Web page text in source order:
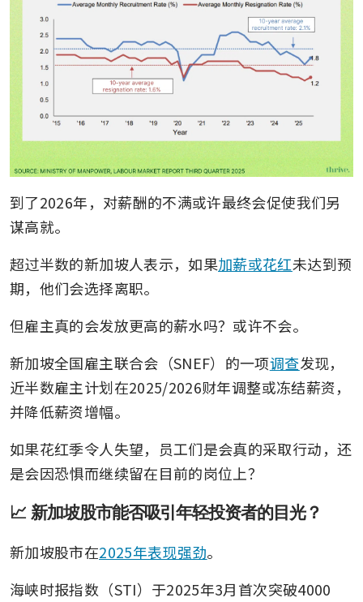
到了2026年，对薪酬的不满或许最终会促使我们另
谋高就。
超过半数的新加坡人表示，如果加薪或花红未达到预
期，他们会选择离职。
但雇主真的会发放更高的薪水吗？或许不会。
新加坡全国雇主联合会（SNEF）的一项调查发现，
近半数雇主计划在2025/2026财年调整或冻结薪资，
并降低薪资增幅。
如果花红季令人失望，员工们是会真的采取行动，还
是会因恐惧而继续留在目前的岗位上？
📈 新加坡股市能否吸引年轻投资者的目光？
新加坡股市在2025年表现强劲。
海峡时报指数（STI）于2025年3月首次突破4000